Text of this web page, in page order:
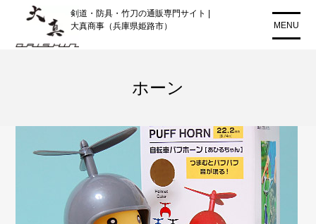
剣道・防具・竹刀の通販専門サイト |
大真商事（兵庫県姫路市）
MENU
ホーン